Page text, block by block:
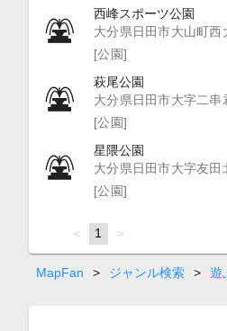
西峰スポーツ公園
大分県日田市大山町西
[公園]
萩尾公園
大分県日田市大字二串
[公園]
星隈公園
大分県日田市大字友田
[公園]
page
You're
on
page
1 page
MapFan > ジャンル検索 > 遊